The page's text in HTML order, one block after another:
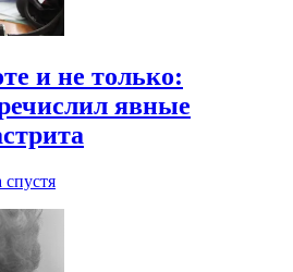
и не только:
явные
спустя